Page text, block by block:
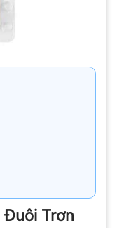
Đuôi Trơn